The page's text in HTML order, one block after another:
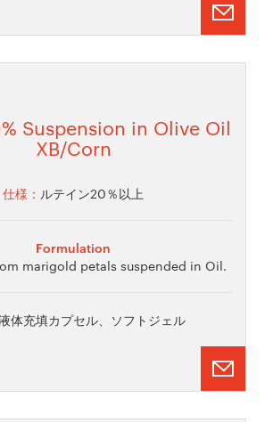
Suspension in Olive Oil
XB/Corn
仕様： ルテイン20％以上
Formulation
marigold petals suspended in Oil.
体充填カプセル、ソフトジェル